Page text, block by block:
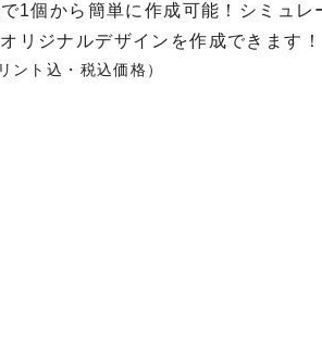
1個から簡単に作成可能！シミュレ
リジナルデザインを作成できます！
ント込・税込価格）